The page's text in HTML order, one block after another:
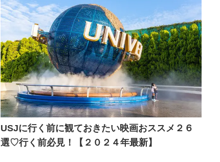
USJに行く前に観ておきたい映画おススメ２６
選♡行く前必見！【２０２４年最新】